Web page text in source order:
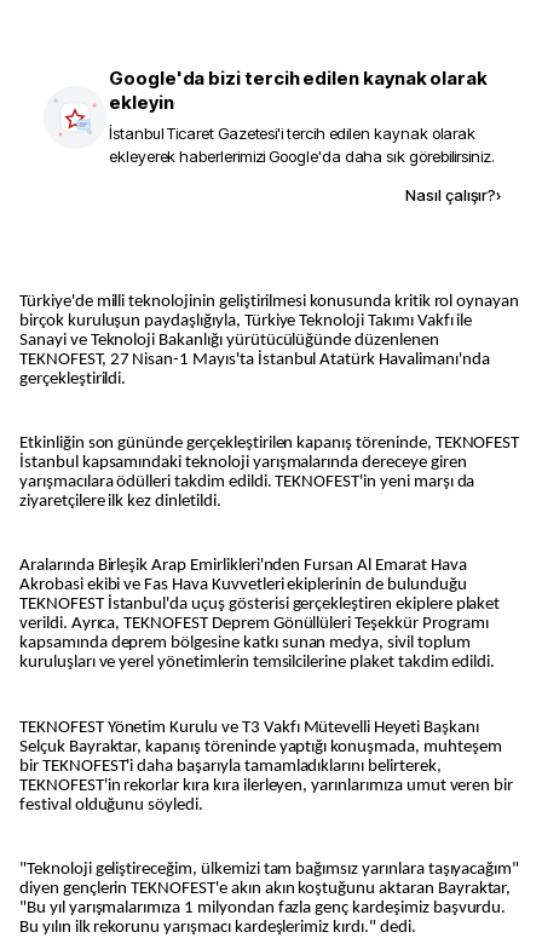
Google'da bizi tercih edilen kaynak olarak
ekleyin
İstanbul Ticaret Gazetesi'i tercih edilen kaynak olarak
ekleyerek haberlerimizi Google'da daha sık görebilirsiniz.
Nasıl çalışır?›
Türkiye'de milli teknolojinin geliştirilmesi konusunda kritik rol oynayan
birçok kuruluşun paydaşlığıyla, Türkiye Teknoloji Takımı Vakfı ile
Sanayi ve Teknoloji Bakanlığı yürütücülüğünde düzenlenen
TEKNOFEST, 27 Nisan-1 Mayıs'ta İstanbul Atatürk Havalimanı'nda
gerçekleştirildi.
Etkinliğin son gününde gerçekleştirilen kapanış töreninde, TEKNOFEST
İstanbul kapsamındaki teknoloji yarışmalarında dereceye giren
yarışmacılara ödülleri takdim edildi. TEKNOFEST'in yeni marşı da
ziyaretçilere ilk kez dinletildi.
Aralarında Birleşik Arap Emirlikleri'nden Fursan Al Emarat Hava
Akrobasi ekibi ve Fas Hava Kuvvetleri ekiplerinin de bulunduğu
TEKNOFEST İstanbul'da uçuş gösterisi gerçekleştiren ekiplere plaket
verildi. Ayrıca, TEKNOFEST Deprem Gönüllüleri Teşekkür Programı
kapsamında deprem bölgesine katkı sunan medya, sivil toplum
kuruluşları ve yerel yönetimlerin temsilcilerine plaket takdim edildi.
TEKNOFEST Yönetim Kurulu ve T3 Vakfı Mütevelli Heyeti Başkanı
Selçuk Bayraktar, kapanış töreninde yaptığı konuşmada, muhteşem
bir TEKNOFEST'i daha başarıyla tamamladıklarını belirterek,
TEKNOFEST'in rekorlar kıra kıra ilerleyen, yarınlarımıza umut veren bir
festival olduğunu söyledi.
"Teknoloji geliştireceğim, ülkemizi tam bağımsız yarınlara taşıyacağım"
diyen gençlerin TEKNOFEST'e akın akın koştuğunu aktaran Bayraktar,
"Bu yıl yarışmalarımıza 1 milyondan fazla genç kardeşimiz başvurdu.
Bu yılın ilk rekorunu yarışmacı kardeşlerimiz kırdı." dedi.